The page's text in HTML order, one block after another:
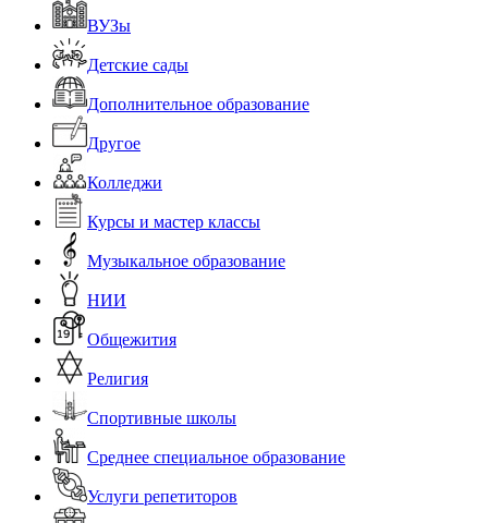
ВУЗы
Детские сады
Дополнительное образование
Другое
Колледжи
Курсы и мастер классы
Музыкальное образование
НИИ
Общежития
Религия
Спортивные школы
Среднее специальное образование
Услуги репетиторов